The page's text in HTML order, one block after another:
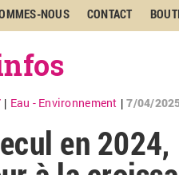
NOUS CONTACT
| Eau - Environnement |7/04/
en